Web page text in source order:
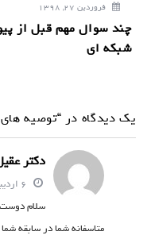
فروردین 27, 1398
چند سوال مهم قبل از
شبکه ای
یک دیدگاه در “توصیه
دکتر
سلام
متاسفانه شما در سابقه